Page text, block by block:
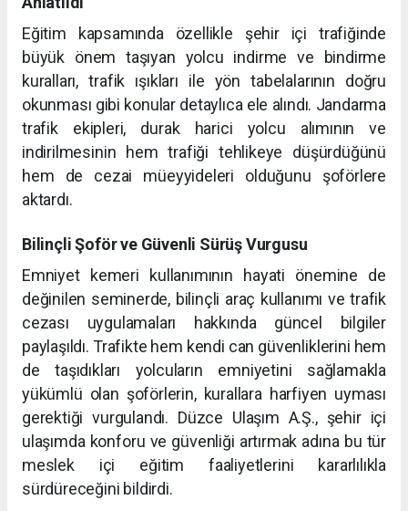
Eğitim kapsamında özellikle şehir içi trafiğinde
büyük önem taşıyan yolcu indirme ve bindirme
kuralları, trafik ışıkları ile yön tabelalarının doğru
okunması gibi konular detaylıca ele alındı. Jandarma
trafik ekipleri, durak harici yolcu alımının ve
indirilmesinin hem trafiği tehlikeye düşürdüğünü
hem de cezai müeyyideleri olduğunu şoförlere
aktardı.
Bilinçli Şoför ve Güvenli Sürüş Vurgusu
Emniyet kemeri kullanımının hayati önemine de
değinilen seminerde, bilinçli araç kullanımı ve trafik
cezası uygulamaları hakkında güncel bilgiler
paylaşıldı. Trafikte hem kendi can güvenliklerini hem
de taşıdıkları yolcuların emniyetini sağlamakla
yükümlü olan şoförlerin, kurallara harfiyen uyması
gerektiği vurgulandı. Düzce Ulaşım A.Ş., şehir içi
ulaşımda konforu ve güvenliği artırmak adına bu tür
meslek içi eğitim faaliyetlerini kararlılıkla
sürdüreceğini bildirdi.